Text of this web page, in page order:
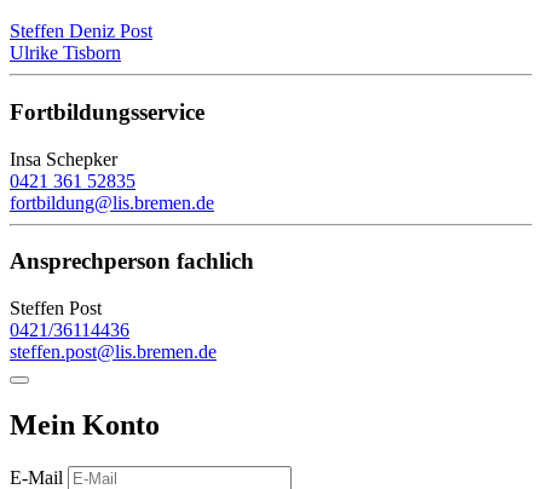
Steffen Deniz Post
Ulrike Tisborn
Fortbildungsservice
Insa Schepker
0421 361 52835
fortbildung@lis.bremen.de
Ansprechperson fachlich
Steffen Post
0421/36114436
steffen.post@lis.bremen.de
Mein Konto
E-Mail